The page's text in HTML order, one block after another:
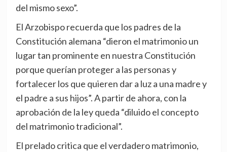
del mismo sexo”.
El Arzobispo recuerda que los padres de la
Constitución alemana “dieron el matrimonio un
lugar tan prominente en nuestra Constitución
porque querían proteger a las personas y
fortalecer los que quieren dar a luz a una madre y
el padre a sus hijos”. A partir de ahora, con la
aprobación de la ley queda “diluido el concepto
del matrimonio tradicional”.
El prelado critica que el verdadero matrimonio,